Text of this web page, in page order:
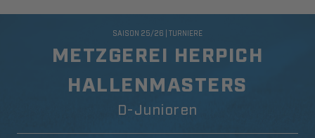
METZGEREI HERPICH
HALLENMASTERS
D-Junioren
SAISON 25/26 | TURNIERE